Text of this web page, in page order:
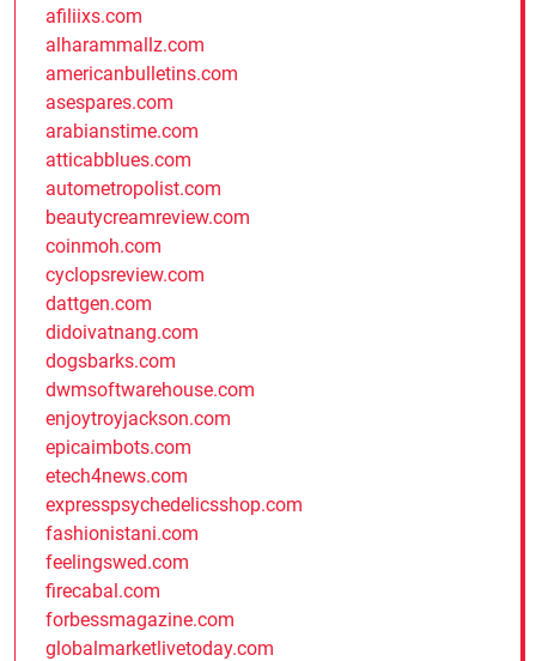
afiliixs.com
alharammallz.com
americanbulletins.com
asespares.com
arabianstime.com
atticabblues.com
autometropolist.com
beautycreamreview.com
coinmoh.com
cyclopsreview.com
dattgen.com
didoivatnang.com
dogsbarks.com
dwmsoftwarehouse.com
enjoytroyjackson.com
epicaimbots.com
etech4news.com
expresspsychedelicsshop.com
fashionistani.com
feelingswed.com
firecabal.com
forbessmagazine.com
globalmarketlivetoday.com